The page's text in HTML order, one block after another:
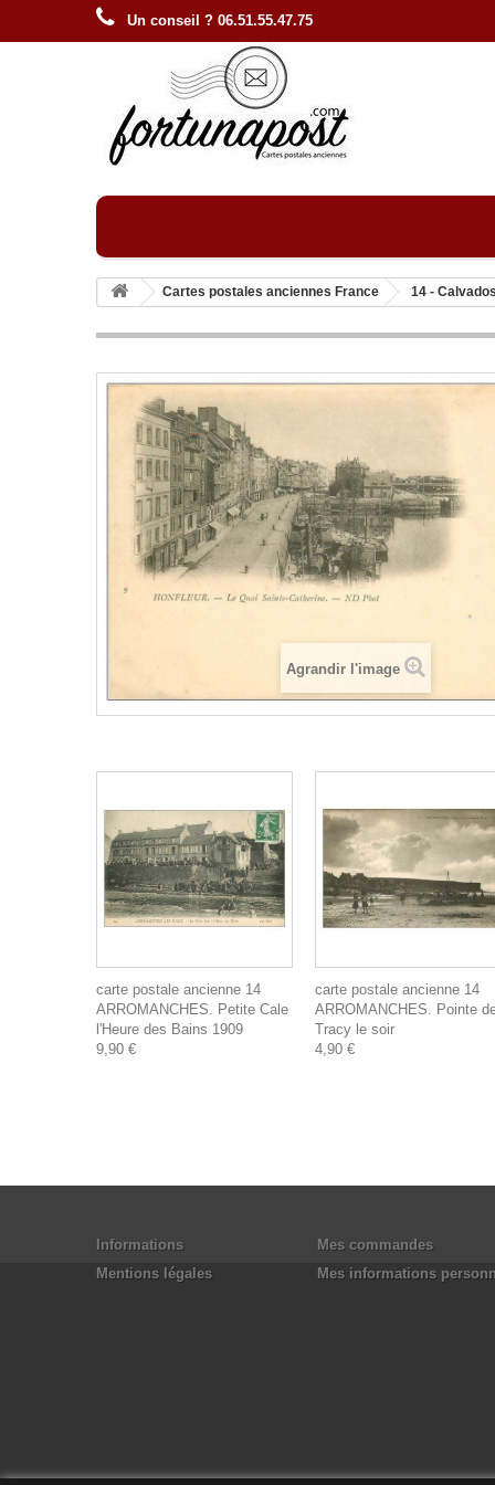
Un conseil ? 06.51.55.47.75
Cartes postales anciennes France 14 -
Agrandir l'image
carte postale ancienne 14
ARROMANCHES. Petite Cale
l'Heure des Bains 1909
9,90 €
carte postale ancienne 14
ARROMANCHES. Pointe
Tracy le soir
4,90 €
Informations
Mentions légales
Mes commandes
Mes informations